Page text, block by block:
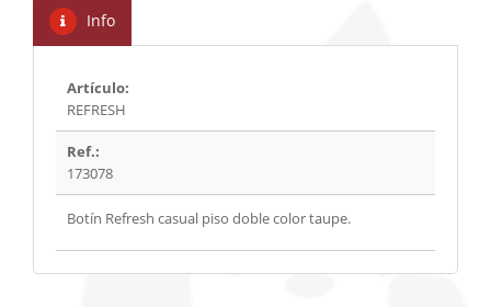
Info
Artículo:
REFRESH
Ref.:
173078
Botín Refresh casual piso doble color taupe.